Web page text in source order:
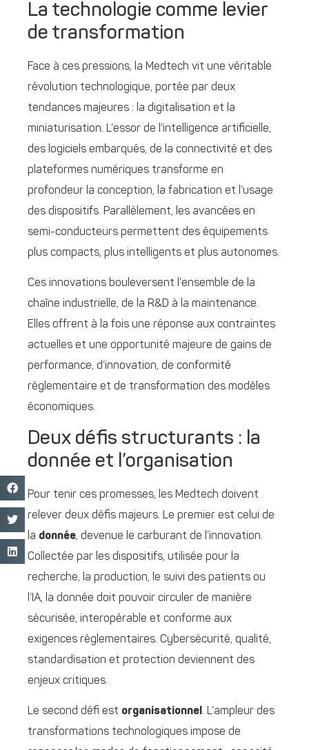
La technologie comme levier
de transformation
Face à ces pressions, la Medtech vit une véritable
révolution technologique, portée par deux
tendances majeures : la digitalisation et la
miniaturisation. L’essor de l’intelligence artificielle,
des logiciels embarqués, de la connectivité et des
plateformes numériques transforme en
profondeur la conception, la fabrication et l’usage
des dispositifs. Parallèlement, les avancées en
semi-conducteurs permettent des équipements
plus compacts, plus intelligents et plus autonomes.
Ces innovations bouleversent l’ensemble de la
chaîne industrielle, de la R&D à la maintenance.
Elles offrent à la fois une réponse aux contraintes
actuelles et une opportunité majeure de gains de
performance, d’innovation, de conformité
réglementaire et de transformation des modèles
économiques.
Deux défis structurants : la
donnée et l’organisation
Pour tenir ces promesses, les Medtech doivent
relever deux défis majeurs. Le premier est celui de
la donnée, devenue le carburant de l’innovation.
Collectée par les dispositifs, utilisée pour la
recherche, la production, le suivi des patients ou
l’IA, la donnée doit pouvoir circuler de manière
sécurisée, interopérable et conforme aux
exigences réglementaires. Cybersécurité, qualité,
standardisation et protection deviennent des
enjeux critiques.
Le second défi est organisationnel . L’ampleur des
transformations technologiques impose de